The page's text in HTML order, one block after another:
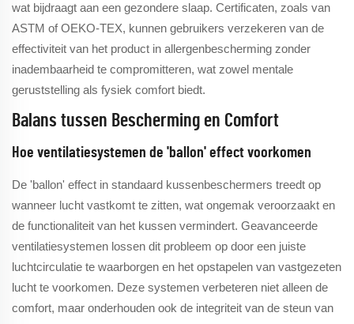
wat bijdraagt aan een gezondere slaap. Certificaten, zoals van
ASTM of OEKO-TEX, kunnen gebruikers verzekeren van de
effectiviteit van het product in allergenbescherming zonder
inadembaarheid te compromitteren, wat zowel mentale
geruststelling als fysiek comfort biedt.
Balans tussen Bescherming en Comfort
Hoe ventilatiesystemen de 'ballon' effect voorkomen
De 'ballon' effect in standaard kussenbeschermers treedt op
wanneer lucht vastkomt te zitten, wat ongemak veroorzaakt en
de functionaliteit van het kussen vermindert. Geavanceerde
ventilatiesystemen lossen dit probleem op door een juiste
luchtcirculatie te waarborgen en het opstapelen van vastgezeten
lucht te voorkomen. Deze systemen verbeteren niet alleen de
comfort, maar onderhouden ook de integriteit van de steun van